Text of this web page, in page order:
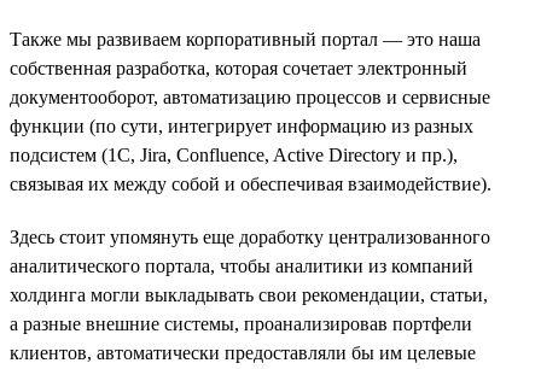
Также мы развиваем корпоративный портал — это наша
собственная разработка, которая сочетает электронный
документооборот, автоматизацию процессов и сервисные
функции (по сути, интегрирует информацию из разных
подсистем (1С, Jira, Confluence, Active Directory и пр.),
связывая их между собой и обеспечивая взаимодействие).
Здесь стоит упомянуть еще доработку централизованного
аналитического портала, чтобы аналитики из компаний
холдинга могли выкладывать свои рекомендации, статьи,
а разные внешние системы, проанализировав портфели
клиентов, автоматически предоставляли бы им целевые